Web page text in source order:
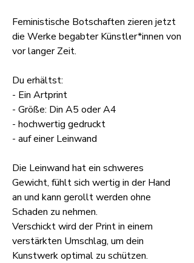
Feministische Botschaften zieren jetzt
die Werke begabter Künstler*innen von
vor langer Zeit.
Du erhältst:
- Ein Artprint
- Größe: Din A5 oder A4
- hochwertig gedruckt
- auf einer Leinwand
Die Leinwand hat ein schweres
Gewicht, fühlt sich wertig in der Hand
an und kann gerollt werden ohne
Schaden zu nehmen.
Verschickt wird der Print in einem
verstärkten Umschlag, um dein
Kunstwerk optimal zu schützen.